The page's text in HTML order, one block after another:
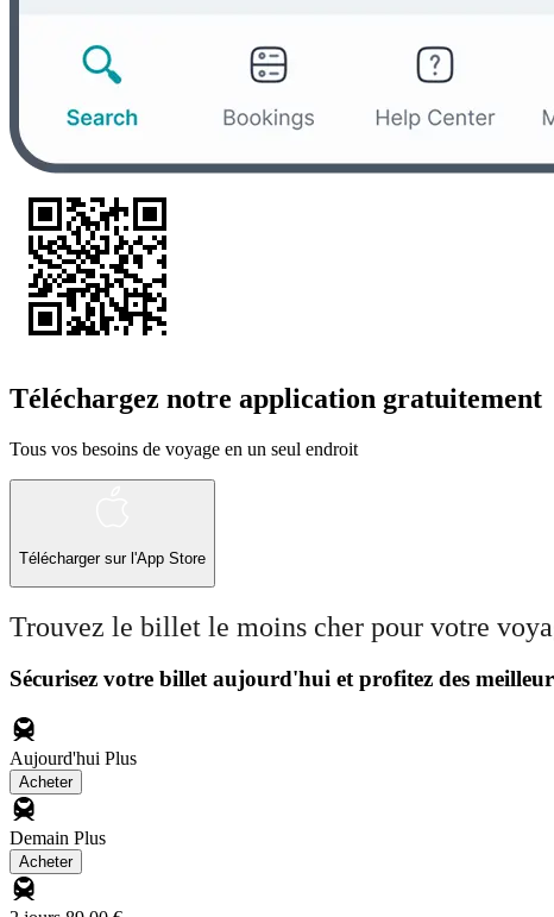
Téléchargez notre application gratuitement
Tous vos besoins de voyage en un seul endroit
Télécharger sur l'App Store
Trouvez le billet le moins cher pour votre
Sécurisez votre billet aujourd'hui et profitez des
Aujourd'hui Plus
Acheter
Demain Plus
Acheter